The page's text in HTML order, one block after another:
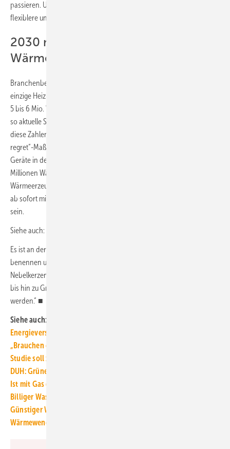
passieren. Und das muss es auch nicht, weil es eine günstigere,
flexiblere und komfortablere Alternative gibt: die Wärmepumpe.
2030 müssen 5 bis 6 Mio.
Wärmepumpen im Markt sein
Branchenbeteiligte und Politiker wissen, dass die Wärmepumpe die
einzige Heizung ist, die sich auf Dauer durchsetzen wird. 2030 müssen
5 bis 6 Mio. Wärmepumpen im Markt sein, 2040 dann 15 bis 17 Mio.,
so aktuelle Studien. Das Bundeswirtschaftsministerium bezeichnet
diese Zahlen zum Wärmepumpenwachstum in seinen Studien als „No
regret“-Maßnahme für den Wärmemarkt. Bei aktuell 1,2 Millionen
Geräte in deutschen Haushalten fehlen demnach mindestens 3,8
Millionen Wärmepumpen bis 2030. Und bei rund 800.000
Wärmeerzeugern, die jährlich insgesamt installiert werden, muss also
ab sofort mindestens jede zweite neue Heizung eine Wärmepumpe
sein.
Siehe auch:
Es ist an der Zeit, dass die Politik und die Branche diese Fakten klar
benennen und offensiv darüber informieren. Ablenkungsmanöver mit
Nebelkerzen-Diskussionen um sogenannte Übergangstechnologien
bis hin zu Grünen-Wasserstoff-Phantasien müssen endlich beendet
werden.“ ■
Siehe auch:
Energieversorgung mit 100 % Erneuerbaren ist möglich
„Brauchen einen Plan zum Erdgas-Ausstieg“
Studie soll zeigen: Wärmesektor benötigt Wasserstoff
DUH: Grüner Wasserstoff zu wertvoll zum Verheizen
Ist mit Gas die Wärmewende am günstigsten?
Billiger Wasserstoff zum Heizen ist unrealistisch
Günstiger Wasserstoff nur mit Heizungswärmepumpen
Wärmewende und Klimaneutralität: Was sich ändern muss